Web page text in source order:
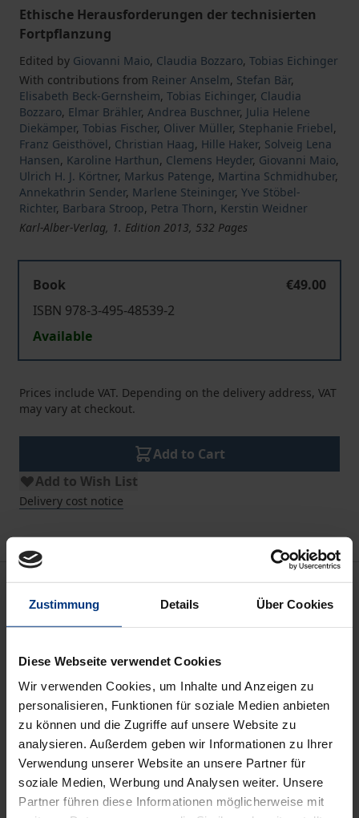
Zustimmung Details Über Cookies
Diese Webseite verwendet Cookies
Wir verwenden Cookies, um Inhalte und Anzeigen zu
personalisieren, Funktionen für soziale Medien anbieten
zu können und die Zugriffe auf unsere Website zu
analysieren. Außerdem geben wir Informationen zu Ihrer
Verwendung unserer Website an unsere Partner für
soziale Medien, Werbung und Analysen weiter. Unsere
Partner führen diese Informationen möglicherweise mit
Ethische Herausforderungen der technisierten
Fortpflanzung
Edited by Giovanni Maio, Claudia Bozzaro, Tobias Eichinger
With contributions from Reiner Anselm, Stefan Bär,
Elisabeth Beck-Gernsheim, Tobias Eichinger, Claudia
Bozzaro, Elmar Brähler, Andrea Buschner, Julia Helene
Diekämper, Tobias Fischer, Oliver Müller, Stephanie Friebel,
Franz Geisthövel, Christian Haag, Hille Haker, Solveig Lena
Hansen, Karoline Harthun, Clemens Heyder, Giovanni Maio,
Ulrich H. J. Körtner, Markus Patenge, Martina Schmidhuber,
Annekathrin Sender, Marlene Steininger, Yve Stöbel-
Richter, Barbara Stroop, Petra Thorn, Kerstin Weidner
Karl-Alber-Verlag, 1. Edition 2013, 532 Pages
Book
€49.00
ISBN 978-3-495-48539-2
Available
Prices include VAT. Depending on the delivery address, VAT
may vary at checkout.
Add to Cart
Add to Wish List
Delivery cost notice
Description
Während früher die ungewollte Kinderlosigkeit als
Schicksal angesehen wurde, verspricht die moderne
suggeriert damit eine Machbarkeit, die auch neue
Begehrlichkeiten weckt. Die Möglichkeiten,
ungewollt kinderlosen Menschen zu eigenen
Kindern zu verhelfen, haben sich in den letzten
Jahren erheblich erweitert. So versprechen
Kinderwunschbehandlungen heute nicht nur